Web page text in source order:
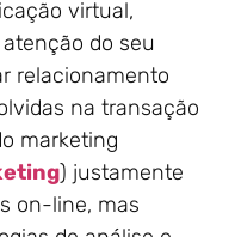
virtual,
do seu
relacionamento
na transação
marketing
) justamente
on-line, mas